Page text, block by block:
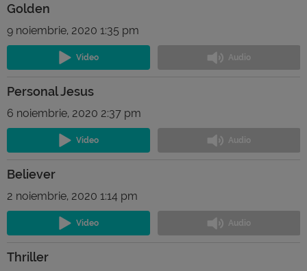
Golden
9 noiembrie, 2020 1:35 pm
Personal Jesus
6 noiembrie, 2020 2:37 pm
Believer
2 noiembrie, 2020 1:14 pm
Thriller